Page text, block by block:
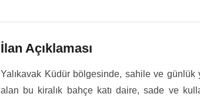
İlan Açıklaması
Yalıkavak Küdür bölgesinde, sahile ve
alan bu kiralık bahçe katı daire, sade ve